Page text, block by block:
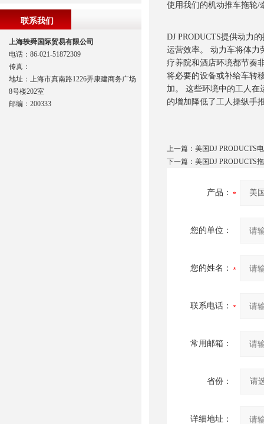
使用我们的机动推车拖轮/
DJ PRODUCTS提供动力
运营效率。 动力车将体力
疗养院和酒店环境都节奏
将必要的设备或补给车转
加。 这些环境中的工人在
的增加降低了工人操纵手
上一篇： 美国DJ PRODUCTS
下一篇： 美国DJ PRODUCTS
产品：
您的单位：
您的姓名：
联系电话：
常用邮箱：
省份：
详细地址：
联系我们
上海轶舜国际贸易有限公司
电话：86-021-51872309
传真：
地址：上海市真南路1226弄康建商务广场
8号楼202室
邮编：200333